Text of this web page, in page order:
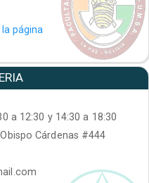
página
a 12:30 y 14:30 a 18:30
Cárdenas #444